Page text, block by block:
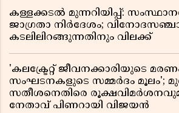
കള്ളക്കടൽ മുന്നറിയിപ്പ്:
ജാഗ്രതാ നിർദേശം;
കടലിലിറങ്ങുന്നതിനും വിലക്ക്
'കലക്ട്രേറ്റ് ജീവനക്കാരിയുടെ
സംഘടനകളുടെ സമ്മർദം മൂലം';
സതീശനെതിരെ
നേതാവ് പിണറായി വിജയൻ